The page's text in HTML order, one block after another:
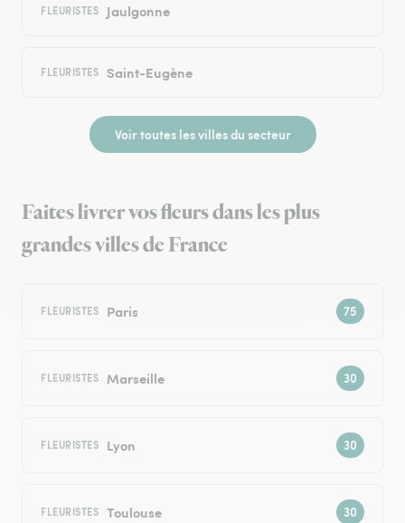
FLEURISTES Jaulgonne
FLEURISTES Saint-Eugène
Voir toutes les villes du secteur
Faites livrer vos fleurs dans les plus
grandes villes de France
FLEURISTES Paris
FLEURISTES Marseille
FLEURISTES Lyon
FLEURISTES Toulouse